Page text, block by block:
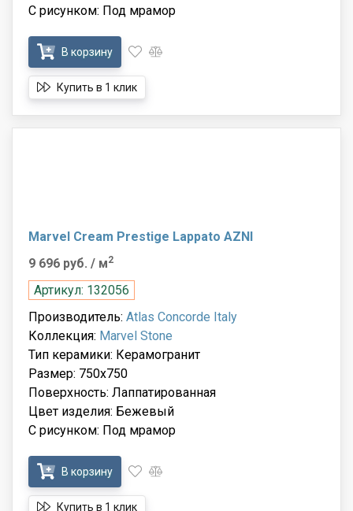
С рисунком: Под мрамор
В корзину
Купить в 1 клик
Marvel Cream Prestige Lappato AZNI
9 696 руб. / м2
Артикул: 132056
Производитель: Atlas Concorde Italy
Коллекция: Marvel Stone
Тип керамики: Керамогранит
Размер: 750x750
Поверхность: Лаппатированная
Цвет изделия: Бежевый
С рисунком: Под мрамор
В корзину
Купить в 1 клик